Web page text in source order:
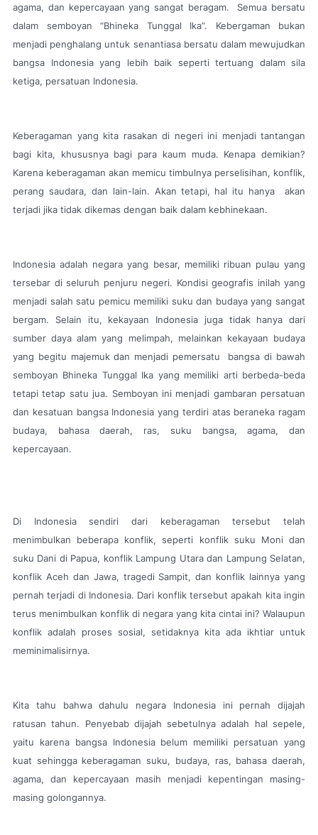
agama, dan kepercayaan yang sangat beragam. Semua bersatu
dalam semboyan “Bhineka Tunggal Ika”. Kebergaman bukan
menjadi penghalang untuk senantiasa bersatu dalam mewujudkan
bangsa Indonesia yang lebih baik seperti tertuang dalam sila
ketiga, persatuan Indonesia.
Keberagaman yang kita rasakan di negeri ini menjadi tantangan
bagi kita, khususnya bagi para kaum muda. Kenapa demikian?
Karena keberagaman akan memicu timbulnya perselisihan, konflik,
perang saudara, dan lain-lain. Akan tetapi, hal itu hanya akan
terjadi jika tidak dikemas dengan baik dalam kebhinekaan.
Indonesia adalah negara yang besar, memiliki ribuan pulau yang
tersebar di seluruh penjuru negeri. Kondisi geografis inilah yang
menjadi salah satu pemicu memiliki suku dan budaya yang sangat
bergam. Selain itu, kekayaan Indonesia juga tidak hanya dari
sumber daya alam yang melimpah, melainkan kekayaan budaya
yang begitu majemuk dan menjadi pemersatu bangsa di bawah
semboyan Bhineka Tunggal Ika yang memiliki arti berbeda-beda
tetapi tetap satu jua. Semboyan ini menjadi gambaran persatuan
dan kesatuan bangsa Indonesia yang terdiri atas beraneka ragam
budaya, bahasa daerah, ras, suku bangsa, agama, dan
kepercayaan.
Di Indonesia sendiri dari keberagaman tersebut telah
menimbulkan beberapa konflik, seperti konflik suku Moni dan
suku Dani di Papua, konflik Lampung Utara dan Lampung Selatan,
konflik Aceh dan Jawa, tragedi Sampit, dan konflik lainnya yang
pernah terjadi di Indonesia. Dari konflik tersebut apakah kita ingin
terus menimbulkan konflik di negara yang kita cintai ini? Walaupun
konflik adalah proses sosial, setidaknya kita ada ikhtiar untuk
meminimalisirnya.
Kita tahu bahwa dahulu negara Indonesia ini pernah dijajah
ratusan tahun. Penyebab dijajah sebetulnya adalah hal sepele,
yaitu karena bangsa Indonesia belum memiliki persatuan yang
kuat sehingga keberagaman suku, budaya, ras, bahasa daerah,
agama, dan kepercayaan masih menjadi kepentingan masing-
masing golongannya.